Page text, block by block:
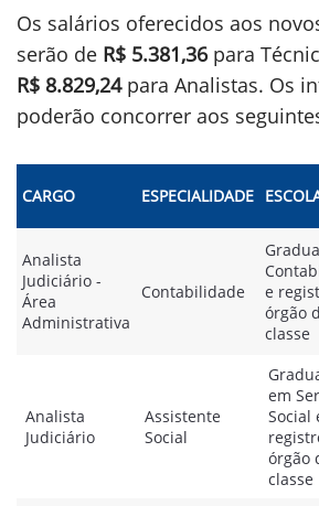
Os salários oferecidos aos
serão de R$ 5.381,36 para
R$ 8.829,24 para Analistas. Os
poderão concorrer aos
CARGO ESPECIALIDADE
Analista
Judiciário -
Área
Administrativa
Contabilidade
e
órgão
classe
Analista
Judiciário
Assistente
Social
em
Social
órgão
classe